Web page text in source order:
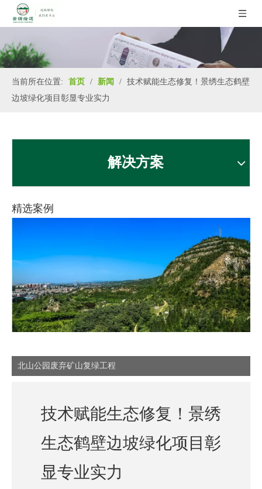
当前所在位置: 首页 / 新闻 / 技术赋能生态修复！景绣生态鹤壁
边坡绿化项目彰显专业实力
解决方案
精选案例
北山公园废弃矿山复绿工程
技术赋能生态修复！景绣
生态鹤壁边坡绿化项目彰
显专业实力